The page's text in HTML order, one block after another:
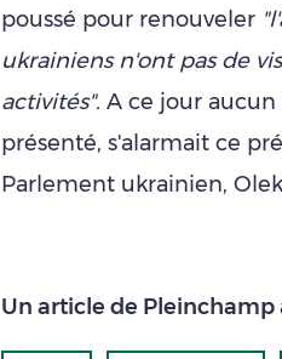
poussé pour renouveler
ukrainiens n'ont pas de
activités". A ce jour
présenté, s'alarmait ce
Parlement ukrainien,
Un article de Pleinchamp